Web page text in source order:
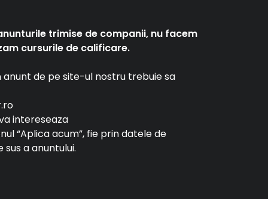
trimise de companii, nu facem
cursurile de calificare.
anunt de pe site-ul nostru trebuie sa
intereseaza
“Aplica acum”, fie prin datele de
a anuntului.